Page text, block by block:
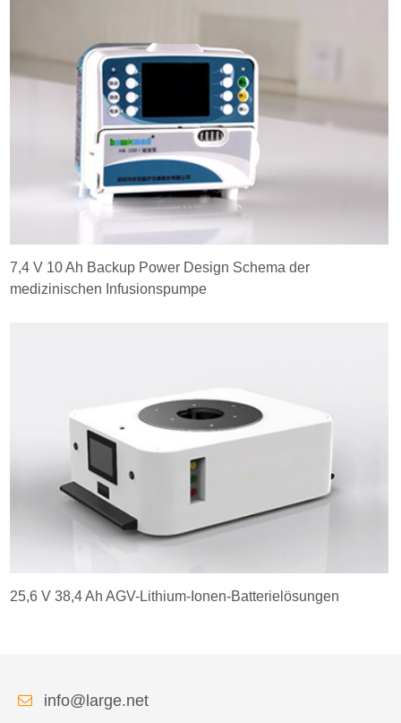
7,4 V 10 Ah Backup Power Design Schema der
medizinischen Infusionspumpe
25,6 V 38,4 Ah AGV-Lithium-Ionen-Batterielösungen
info@large.net